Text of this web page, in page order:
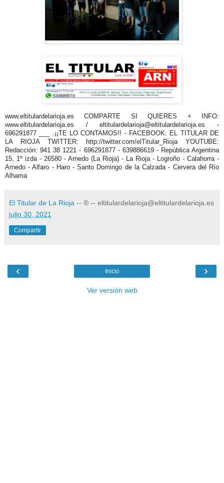
www.eltitulardelarioja.es COMPARTE SI QUIERES + INFO:
www.eltitulardelarioja.es / eltitulardelarioja@eltitulardelarioja.es -
696291877 ___ .¡¡TE LO CONTAMOS!! - FACEBOOK: EL TITULAR DE
LA RIOJA TWITTER: http://twitter.com/elTitular_Rioja YOUTUBE:
Redacción: 941 38 1221 - 696291877 - 639886619 - República Argentina
15, 1º izda - 26580 - Arnedo (La Rioja) - La Rioja - Logroño - Calahorra -
Arnedo - Alfaro - Haro - Santo Domingo de la Calzada - Cervera del Río
Alhama
El Titular de La Rioja -- ® -- eltitulardelarioja@eltitulardelarioja.es
julio 30, 2021
Compartir
‹ ›
Inicio
Ver versión web